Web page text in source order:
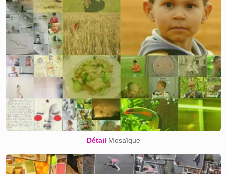
Détail Mosaïque